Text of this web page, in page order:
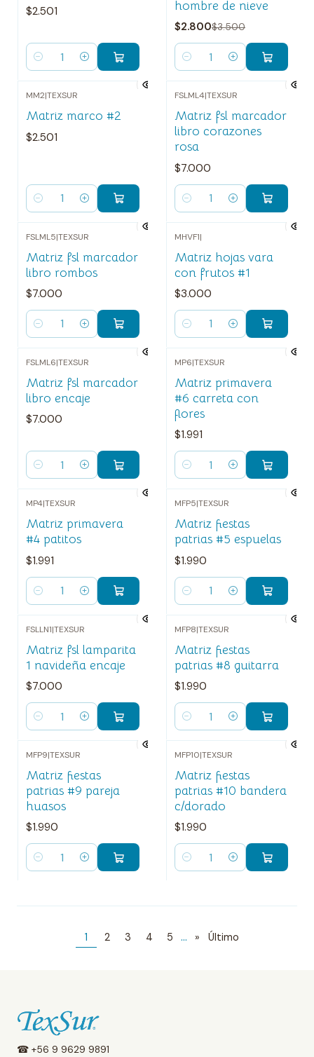
$2.501
Cantidad
hombre de nieve
$2.800$3.500
Cantidad
MM2|TEXSUR
Matriz marco #2
$2.501
Cantidad
FSLML4|TEXSUR
Matriz fsl marcador
libro corazones
rosa
$7.000
Cantidad
FSLML5|TEXSUR
Matriz fsl marcador
libro rombos
$7.000
Cantidad
MHVF1|
Matriz hojas vara
con frutos #1
$3.000
Cantidad
FSLML6|TEXSUR
Matriz fsl marcador
libro encaje
$7.000
Cantidad
MP6|TEXSUR
Matriz primavera
#6 carreta con
flores
$1.991
Cantidad
MP4|TEXSUR
Matriz primavera
#4 patitos
$1.991
Cantidad
MFP5|TEXSUR
Matriz fiestas
patrias #5 espuelas
$1.990
Cantidad
FSLLN1|TEXSUR
Matriz fsl lamparita
1 navideña encaje
$7.000
Cantidad
MFP8|TEXSUR
Matriz fiestas
patrias #8 guitarra
$1.990
Cantidad
MFP9|TEXSUR
Matriz fiestas
patrias #9 pareja
huasos
$1.990
Cantidad
MFP10|TEXSUR
Matriz fiestas
patrias #10 bandera
c/dorado
$1.990
Cantidad
1 2 3 4 5 ... » Último
☎ +56 9 9629 9891